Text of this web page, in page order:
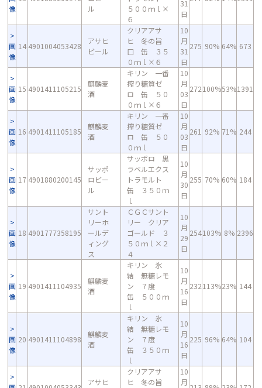
像
ル
５００ｍｌ×
６
31
日
画
像
14 4901004053428
アサヒ
ビール
クリアアサ
ヒ 冬の旨
口 缶 ３５
０ｍｌ×６
10
月
31
日
275 90% 64% 673
画
像
15 4901411105215
麒麟麦
酒
キリン 一番
搾り糖質ゼ
ロ 缶 ５０
０ｍｌ×６
10
月
03
日
272100%53%1391
画
像
16 4901411105185
麒麟麦
酒
キリン 一番
搾り糖質ゼ
ロ 缶 ５０
０ｍｌ
10
月
03
日
261 92% 71% 244
画
像
17 4901880200145
サッポ
ロビー
ル
サッポロ 黒
ラベルエクス
トラモルト
缶 ３５０ｍ
ｌ
10
月
30
日
255 70% 60% 184
画
像
18 4901777358195
サント
リーホ
ールデ
ィング
ス
ＣＧＣサント
リー クリア
ゴールド ３
５０ｍｌ×２
４
10
月
29
日
254103% 8% 2396
画
像
19 4901411104935
麒麟麦
酒
キリン 氷
結 無糖レモ
ン ７度
缶 ５００ｍ
ｌ
10
月
16
日
232113%23% 144
画
像
20 4901411104898
麒麟麦
酒
キリン 氷
結 無糖レモ
ン ７度
缶 ３５０ｍ
ｌ
10
月
16
日
225 96% 64% 104
アサヒ
クリアアサ
ヒ 冬の旨
10
月